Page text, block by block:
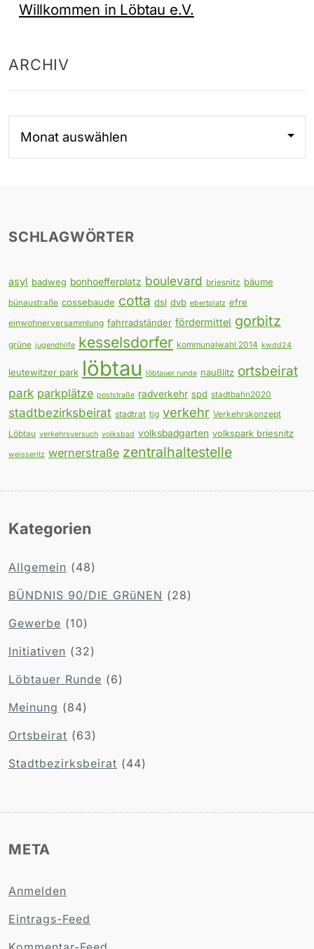
Willkommen in Löbtau e.V.
ARCHIV
SCHLAGWÖRTER
asyl badweg bonhoefferplatz boulevard briesnitz bäume
bünaustraße cossebaude cotta dsl dvb ebertplatz efre
einwohnerversammlung fahrradständer fördermittel gorbitz
grüne jugendhilfe kesselsdorfer kommunalwahl 2014 kwdd24
leutewitzer park löbtau löbtauer runde naußlitz ortsbeirat
park parkplätze poststraße radverkehr spd stadtbahn2020
stadtbezirksbeirat stadtrat tjg verkehr Verkehrskonzept
Löbtau verkehrsversuch volksbad volksbadgarten volkspark briesnitz
weisseritz wernerstraße zentralhaltestelle
Kategorien
Allgemein (48)
BÜNDNIS 90/DIE GRüNEN (28)
Gewerbe (10)
Initiativen (32)
Löbtauer Runde (6)
Meinung (84)
Ortsbeirat (63)
Stadtbezirksbeirat (44)
META
Anmelden
Eintrags-Feed